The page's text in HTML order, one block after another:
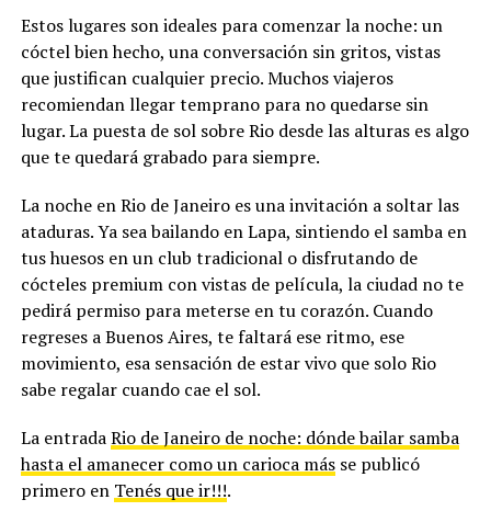
Estos lugares son ideales para comenzar la noche: un
cóctel bien hecho, una conversación sin gritos, vistas
que justifican cualquier precio. Muchos viajeros
recomiendan llegar temprano para no quedarse sin
lugar. La puesta de sol sobre Rio desde las alturas es algo
que te quedará grabado para siempre.
La noche en Rio de Janeiro es una invitación a soltar las
ataduras. Ya sea bailando en Lapa, sintiendo el samba en
tus huesos en un club tradicional o disfrutando de
cócteles premium con vistas de película, la ciudad no te
pedirá permiso para meterse en tu corazón. Cuando
regreses a Buenos Aires, te faltará ese ritmo, ese
movimiento, esa sensación de estar vivo que solo Rio
sabe regalar cuando cae el sol.
La entradaRio de Janeiro de noche: dónde bailar samba
hasta el amanecer como un carioca másse publicó
primero en Tenés que ir!!!.